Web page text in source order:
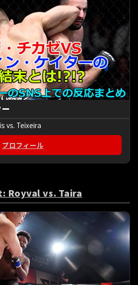
vs. Teixeira
プロフィール
Royval vs. Taira